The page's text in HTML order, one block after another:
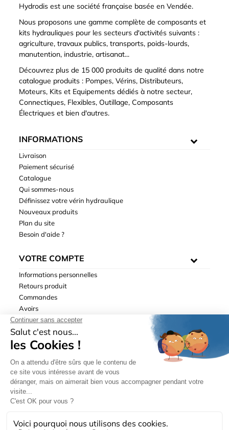
Hydrodis est une société française basée en Vendée.
Nous proposons une gamme complète de composants et
kits hydrauliques pour les secteurs d'activités suivants :
agriculture, travaux publics, transports, poids-lourds,
manutention, industrie, artisanat...
Découvrez plus de 15 000 produits de qualité dans notre
catalogue produits : Pompes, Vérins, Distributeurs,
Moteurs, Kits et Equipements dédiés à notre secteur,
Connectiques, Flexibles, Outillage, Composants
Électriques et bien d'autres.
INFORMATIONS
Livraison
Paiement sécurisé
Catalogue
Qui sommes-nous
Définissez votre vérin hydraulique
Nouveaux produits
Plan du site
Besoin d'aide ?
VOTRE COMPTE
Informations personnelles
Retours produit
Commandes
Avoirs
Adresses
Bons de réduction
de ventes| © Hydrodis 2003-2026. Tous droits réservés